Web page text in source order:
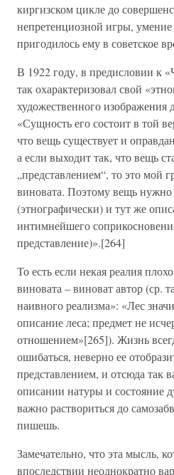
киргизском цикле до
непретенциозной игры, умение
пригодилось ему в советское
В 1922 году, в предисловии к
так охарактеризовал свой
художественного изображения
«Сущность его состоит в той
что вещь существует и
а если выходит так, что вещь
„представлением“, то это мой
виновата. Поэтому вещь нужно
(этнографически) и тут же
интимнейшего
представление)».[264]
То есть если некая реалия
виновата – виноват автор (ср.
наивного реализма»: «Лес
описание леса; предмет не
отношением»[265]). Жизнь
ошибаться, неверно ее
представлением, и отсюда так
описании натуры и состояние
важно раствориться до
пишешь.
Замечательно, что эта мысль,
впоследствии неоднократно